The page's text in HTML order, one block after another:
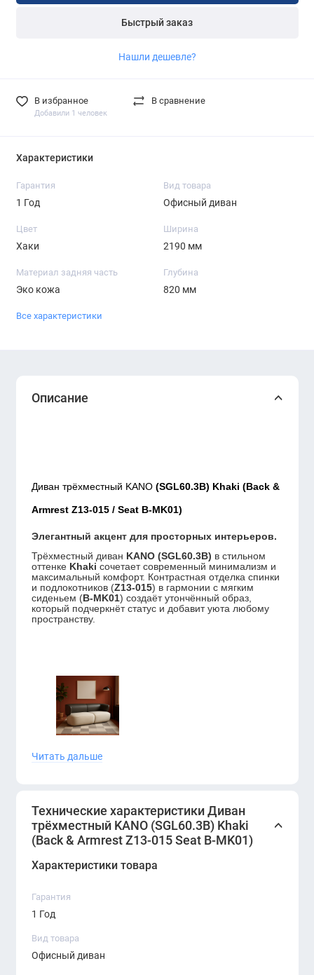
Быстрый заказ
Нашли дешевле?
В избранное
Добавили 1 человек
В сравнение
Характеристики
Гарантия
1 Год
Вид товара
Офисный диван
Цвет
Хаки
Ширина
2190 мм
Материал задняя часть
Эко кожа
Глубина
820 мм
Все характеристики
Описание
Диван трёхместный KANO (SGL60.3B) Khaki (Back &
Armrest Z13-015 / Seat B-MK01)
Элегантный акцент для просторных интерьеров.
Трёхместный диван KANO (SGL60.3B) в стильном
оттенке Khaki сочетает современный минимализм и
максимальный комфорт. Контрастная отделка спинки
и подлокотников (Z13-015) в гармонии с мягким
сиденьем (B-MK01) создаёт утончённый образ,
который подчеркнёт статус и добавит уюта любому
пространству.
Основные характеристики:
Тип:трёхместный диван
Цвет:Khaki (спинка и подлокотники Z13-015,
к износу
Читать дальше
Технические характеристики Диван
трёхместный KANO (SGL60.3B) Khaki
(Back & Armrest Z13-015 Seat B-MK01)
Характеристики товара
Гарантия
1 Год
Вид товара
Офисный диван